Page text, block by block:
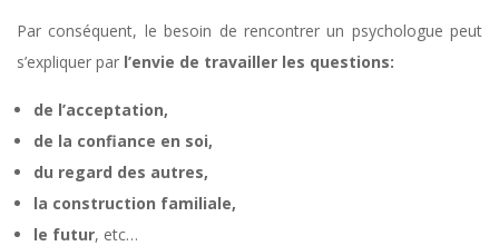
Par conséquent, le besoin de rencontrer un psychologue peut
s’expliquer par l’envie de travailler les questions:
de l’acceptation,
de la confiance en soi,
du regard des autres,
la construction familiale,
le futur, etc…